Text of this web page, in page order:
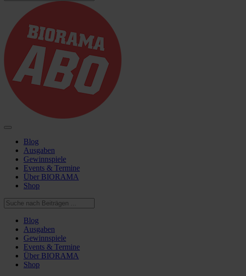
Blog
Ausgaben
Gewinnspiele
Events & Termine
Über BIORAMA
Shop
Blog
Ausgaben
Gewinnspiele
Events & Termine
Über BIORAMA
Shop